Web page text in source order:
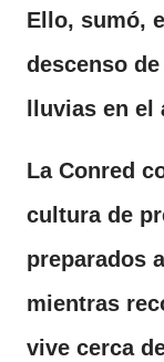
Ello, sumó,
descenso
lluvias en el
La Conred
cultura de
preparados
mientras
vive cerca